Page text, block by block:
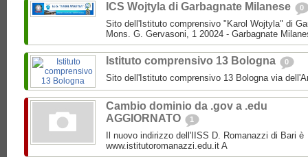
ICS Wojtyla di Garbagnate Milanese 0
Sito dell'Istituto comprensivo "Karol Wojtyla" di
Mons. G. Gervasoni, 1 20024 - Garbagnate
Istituto comprensivo 13 Bologna 0
Sito dell'Istituto comprensivo 13 Bologna via
Cambio dominio da .gov a .edu
AGGIORNATO
1
Il nuovo indirizzo dell'IISS D. Romanazzi di Bari è
www.istitutoromanazzi.edu.it A